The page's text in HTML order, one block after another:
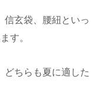
信玄袋、腰紐といっ
す。
どちらも夏に適した